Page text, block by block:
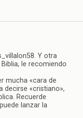
Y otra
le recomiendo
mucha «cara de
decirse «cristiano»,
Recuerde
lanzar la